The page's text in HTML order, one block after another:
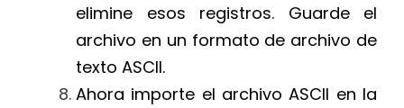
elimine esos registros. Guarde el
archivo en un formato de archivo de
texto ASCII.
Ahora importe el archivo ASCII en la